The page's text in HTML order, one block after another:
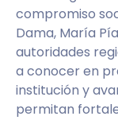
compromiso
Dama, María
autoridades
a conocer en
institución y
permitan